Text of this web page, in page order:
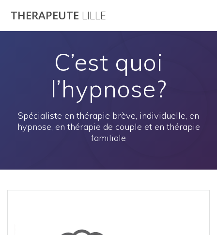
THERAPEUTE LILLE
C’est quoi
l’hypnose?
Spécialiste en thérapie brève, individuelle, en
hypnose, en thérapie de couple et en thérapie
familiale